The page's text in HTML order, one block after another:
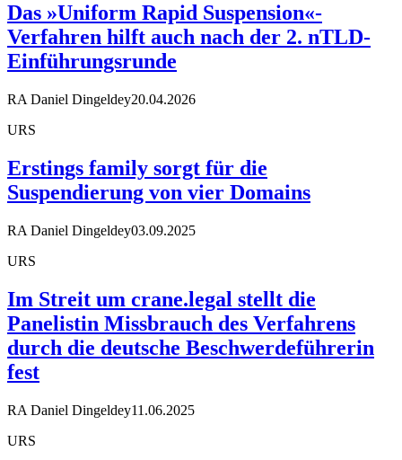
Das »Uniform Rapid Suspension«-
Verfahren hilft auch nach der 2. nTLD-
Einführungsrunde
RA Daniel Dingeldey20.04.2026
URS
Erstings family sorgt für die
Suspendierung von vier Domains
RA Daniel Dingeldey03.09.2025
URS
Im Streit um crane.legal stellt die
Panelistin Missbrauch des Verfahrens
durch die deutsche Beschwerdeführerin
fest
RA Daniel Dingeldey11.06.2025
URS